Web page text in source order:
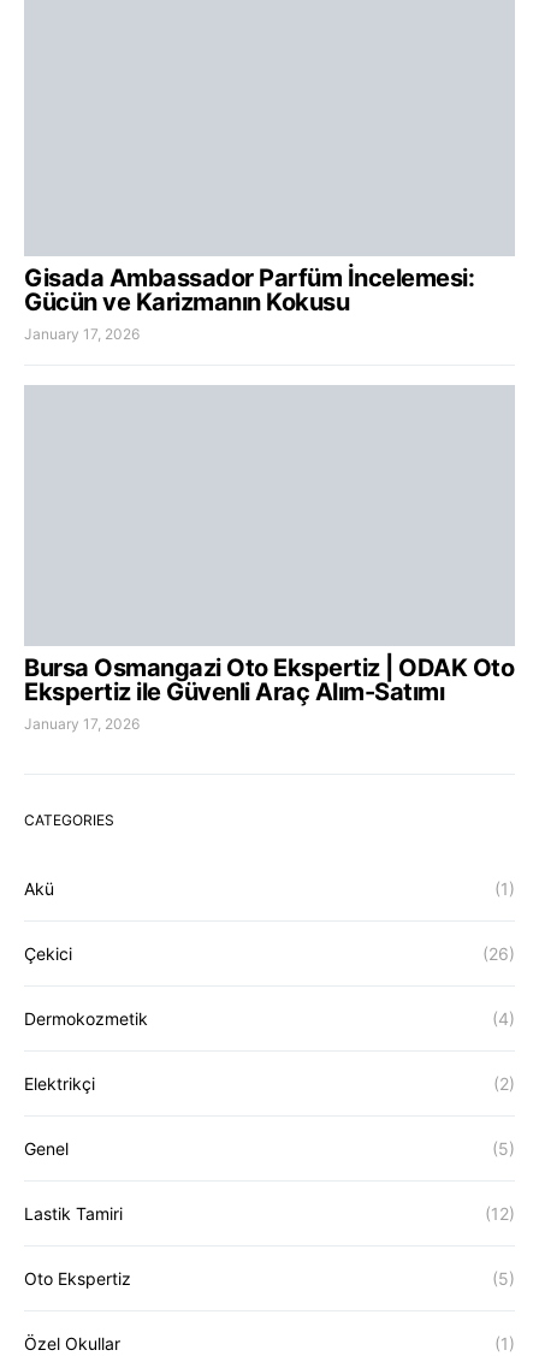
Gisada Ambassador Parfüm İncelemesi:
Gücün ve Karizmanın Kokusu
January 17, 2026
Bursa Osmangazi Oto Ekspertiz | ODAK Oto
Ekspertiz ile Güvenli Araç Alım-Satımı
January 17, 2026
CATEGORIES
Akü (1)
Çekici (26)
Dermokozmetik (4)
Elektrikçi (2)
Genel (5)
Lastik Tamiri (12)
Oto Ekspertiz (5)
Özel Okullar (1)